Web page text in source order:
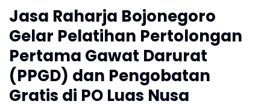
Jasa Raharja Bojonegoro
Gelar Pelatihan Pertolongan
Pertama Gawat Darurat
(PPGD) dan Pengobatan
Gratis di PO Luas Nusa